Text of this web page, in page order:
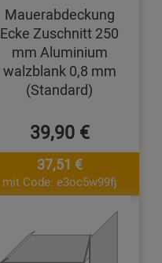
Mauerabdeckung
Ecke Zuschnitt 250
mm Aluminium
walzblank 0,8 mm
(Standard)
39,90 €
37,51 €
mit Code: e3oc5w99fj